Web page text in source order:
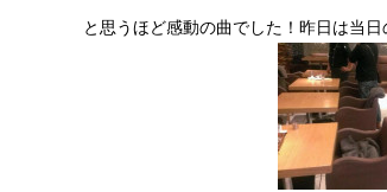
と思うほど感動の曲でした！昨日は当